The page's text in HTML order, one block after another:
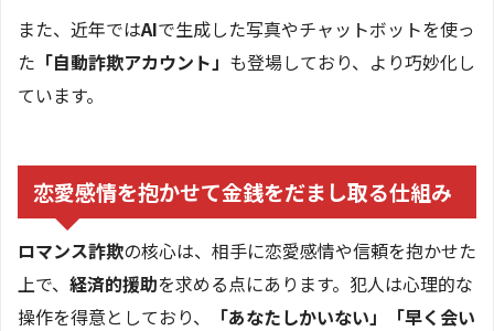
また、近年ではAIで生成した写真やチャットボットを使っ
た 「自動詐欺アカウント」 も登場しており、より巧妙化し
ています。
恋愛感情を抱かせて金銭をだまし取る仕組み
ロマンス詐欺の核心は、相手に恋愛感情や信頼を抱かせた
上で、 経済的援助を求める点にあります。犯人は心理的な
操作を得意としており、
「あなたしかいない」「早く会い